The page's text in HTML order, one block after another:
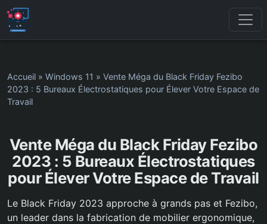
Accueil » Windows 11 » Vente Méga du Black Friday Fezibo
2023 : 5 Bureaux Électrostatiques pour Élever Votre Espace de
Travail
Vente Méga du Black Friday Fezibo
2023 : 5 Bureaux Électrostatiques
pour Élever Votre Espace de Travail
Le Black Friday 2023 approche à grands pas et Fezibo,
un leader dans la fabrication de mobilier ergonomique,